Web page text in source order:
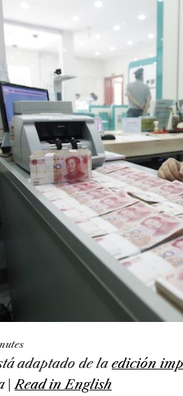
adaptado de la edición
|Read in English